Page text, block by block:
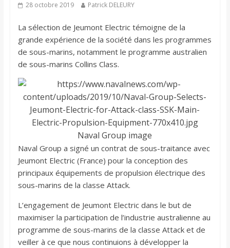
28 octobre 2019 Patrick DELEURY
La sélection de Jeumont Electric témoigne de la
grande expérience de la société dans les programmes
de sous-marins, notamment le programme australien
de sous-marins Collins Class.
Naval Group image
Naval Group a signé un contrat de sous-traitance avec
Jeumont Electric (France) pour la conception des
principaux équipements de propulsion électrique des
sous-marins de la classe Attack.
L’engagement de Jeumont Electric dans le but de
maximiser la participation de l’industrie australienne au
programme de sous-marins de la classe Attack et de
veiller à ce que nous continuions à développer la